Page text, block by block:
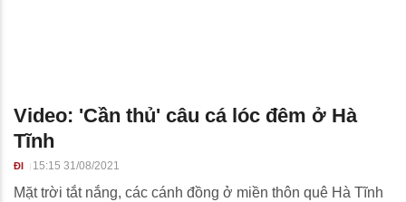
Video: 'Cần thủ' câu cá lóc đêm ở Hà
Tĩnh
ĐI 15:15 31/08/2021
Mặt trời tắt nắng, các cánh đồng ở miền thôn quê Hà Tĩnh